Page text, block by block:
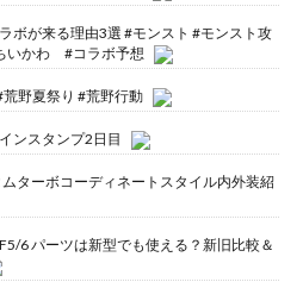
ボが来る理由3選 #モンスト #モンスト攻
いかわ #コラボ予想
野夏祭り #荒野行動
ンスタンプ2日目
ターボコーディネートスタイル内外装紹
6 パーツは新型でも使える？新旧比較＆